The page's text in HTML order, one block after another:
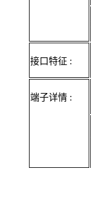
接口特征 :
端子详情 :